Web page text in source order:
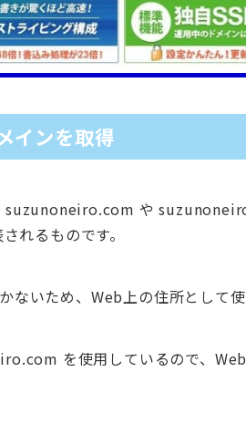
インを取得
suzunoneiro.com や
れるものです。
ないため、Web上の住所として
を使用しているので、